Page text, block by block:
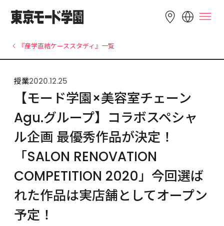
English 简体中文 繁體中文
한국어 Tiếng Việt
Indonesia
『産学直結ケーススタディ』一覧
授業2020.12.25
【モード学園×美容室チェーン
Agu.グループ】コラボスペシャ
ル企画 最優秀作品が決定！
「SALON RENOVATION
COMPETITION 2020」今回選ば
れた作品は実店舗としてオープン
予定！